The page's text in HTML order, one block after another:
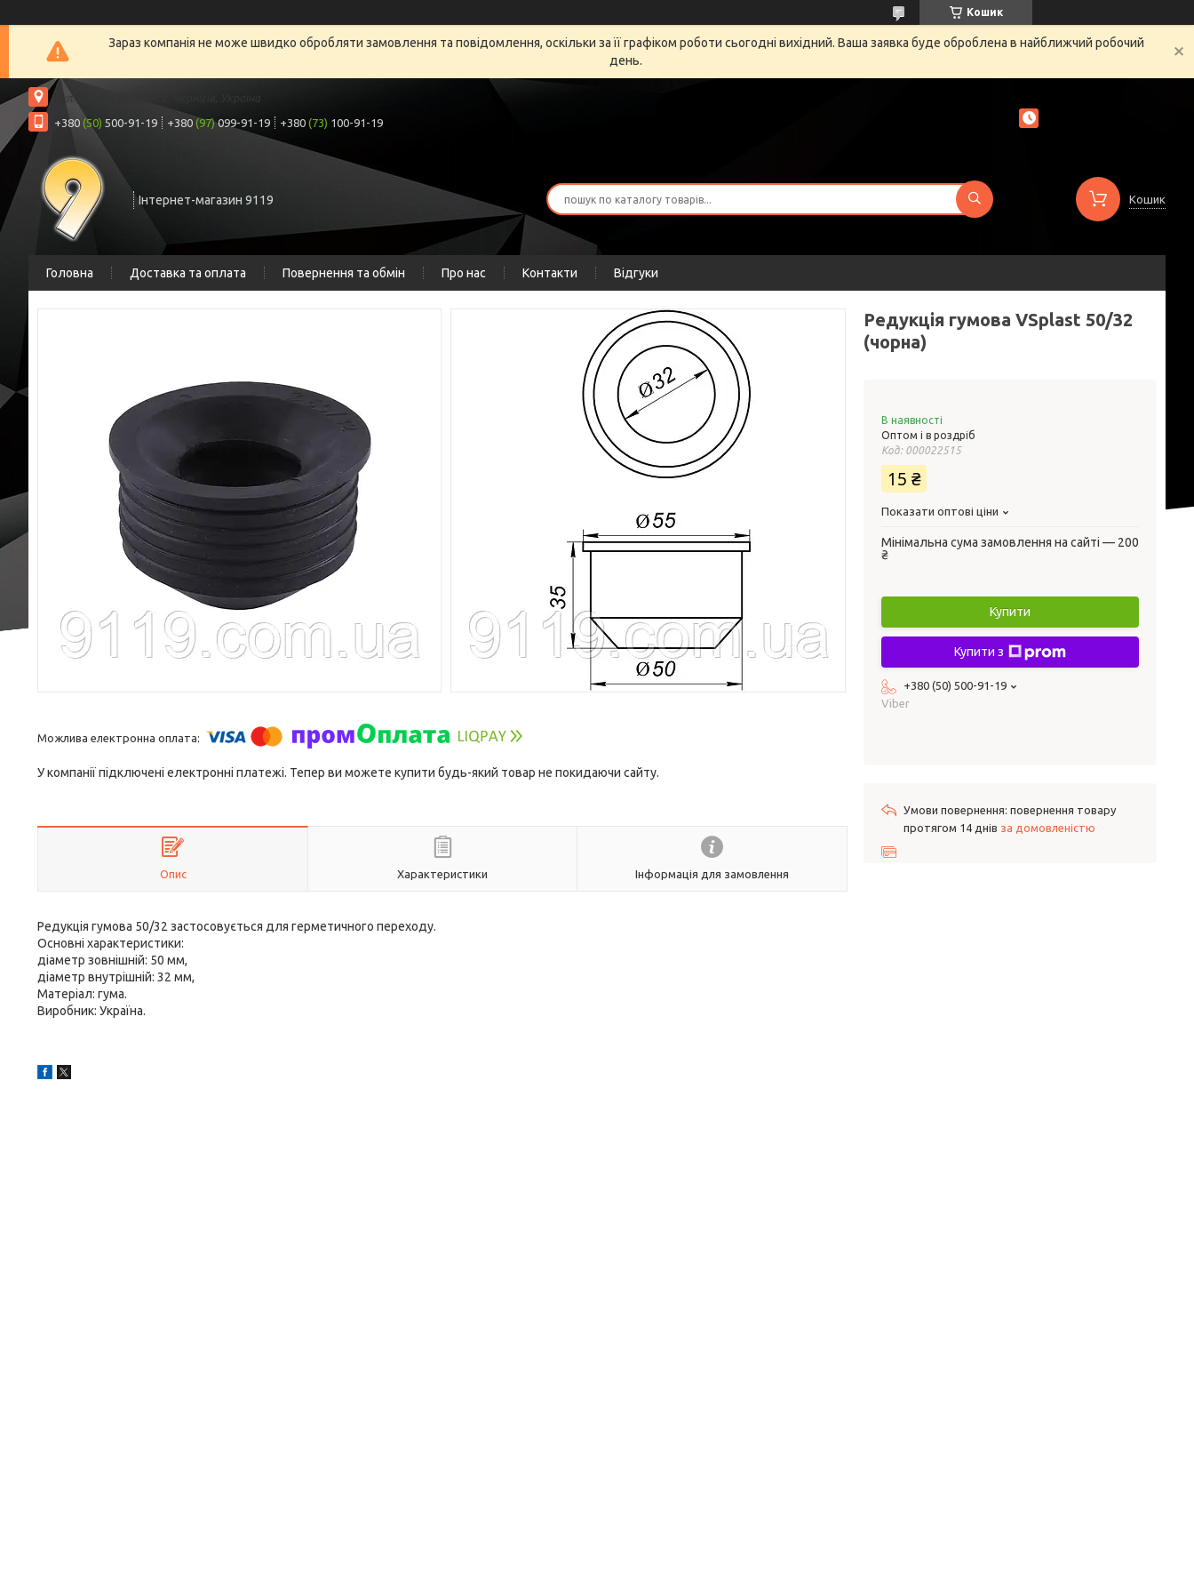
Кошик
Зараз компанія не може швидко обробляти замовлення та повідомлення, оскільки за її графіком роботи сьогодні вихідний. Ваша заявка буде оброблена в найближчий робочий
день.
вул. Шрага, 6а, офіс 2, Чернігів, Україна
+380 (50) 500-91-19 +380 (97)099-91-19 +380 (73) 100-91-19
Інтернет-магазин 9119 Кошик
Головна Доставка та оплата Повернення та обмін Про нас Контакти Відгуки
У компанії підключені електронні платежі. Тепер ви можете купити будь-який товар не покидаючи сайту.
Опис Характеристики Інформація для замовлення
Редукція гумова 50/32 застосовується для герметичного переходу.
Основні характеристики:
діаметр зовнішній: 50 мм,
діаметр внутрішній: 32 мм,
Матеріал: гума.
Виробник: Україна.
Редукція гумова VSplast 50/32
(чорна)
В наявності
Оптом і в роздріб
Код: 000022515
15 ₴
Показати оптові ціни
Мінімальна сума замовлення на сайті — 200
₴
Купити
Купити з
+380 (50) 500-91-19
Viber
повернення товару
протягом 14 днів за домовленістю